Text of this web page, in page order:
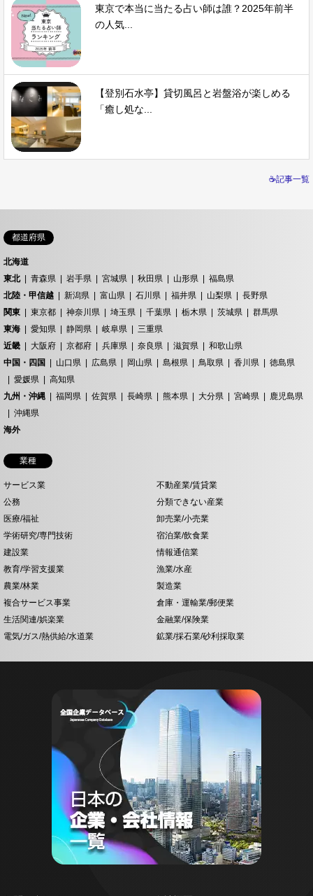
東京で本当に当たる占い師は誰？2025年前半
の人気...
【登別石水亭】貸切風呂と岩盤浴が楽しめる
「癒し処な...
☕記事一覧
都道府県
北海道
東北
青森県 岩手県 宮城県 秋田県 山形県
福島県
北陸・甲信越
新潟県 富山県 石川県 福井県 山梨県
長野県
関東
東京都 神奈川県 埼玉県 千葉県 栃木県 茨城県
群馬県
東海
愛知県 静岡県 岐阜県
三重県
近畿
大阪府 京都府 兵庫県 奈良県 滋賀県
和歌山県
中国・四国
山口県 広島県 岡山県 島根県 鳥取県 香川県
徳島県
愛媛県
高知県
九州・沖縄
福岡県 佐賀県 長崎県 熊本県 大分県 宮崎県
鹿児島県
沖縄県
海外
業種
サービス業
不動産業/賃貸業
公務
分類できない産業
医療/福祉
卸売業/小売業
学術研究/専門技術
宿泊業/飲食業
建設業
情報通信業
教育/学習支援業
漁業/水産
農業/林業
製造業
複合サービス事業
倉庫・運輸業/郵便業
生活関連/娯楽業
金融業/保険業
電気/ガス/熱供給/水道業
鉱業/採石業/砂利採取業